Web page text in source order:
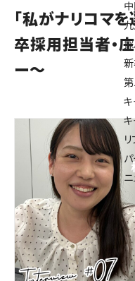
九
採
新
キ
キ
パ
ニ
「私がナリコマ
卒採用担当者・
ー～